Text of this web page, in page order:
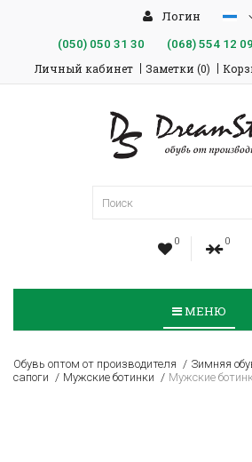
Логин
(050)050 31 30 (068)554 12 09
Личный кабинет Заметки (0)
0 0
МЕНЮ
Обувь оптом от производителя Зимняя
сапоги
Мужские ботинки Мужские